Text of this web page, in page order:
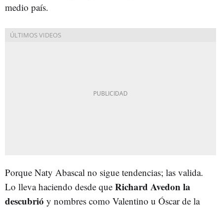
medio país.
Porque Naty Abascal no sigue tendencias; las valida.
Lo lleva haciendo desde que Richard Avedon la
descubrió y nombres como Valentino u Óscar de la